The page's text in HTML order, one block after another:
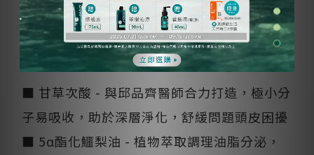
沫觸感，同時帶來清新草本香氣，沖洗後更可
感受到頭皮在呼吸！
■ 甘草次酸 - 與邱品齊醫師合力打造，極小分
子易吸收，助於深層淨化，舒緩問題頭皮困擾
■ 5α酯化鱷梨油 - 植物萃取調理油脂分泌，